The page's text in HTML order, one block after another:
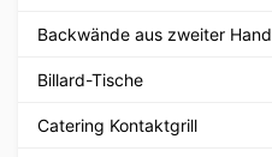
Backwände aus zweiter Hand
Billard-Tische
Catering Kontaktgrill